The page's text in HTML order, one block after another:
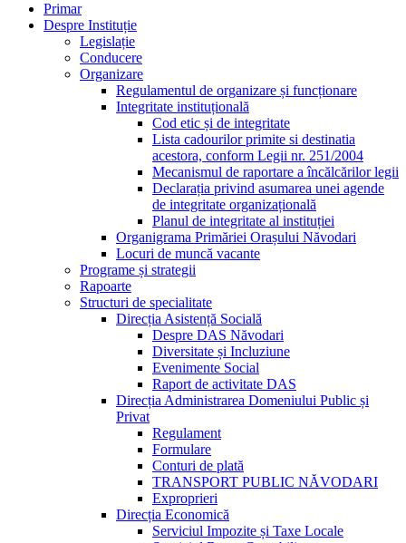
Primar
Despre Instituție
Legislație
Conducere
Organizare
Regulamentul de organizare și funcționare
Integritate instituțională
Cod etic și de integritate
Lista cadourilor primite si destinatia
acestora, conform Legii nr. 251/2004
Mecanismul de raportare a încălcărilor legii
Declarația privind asumarea unei agende
de integritate organizațională
Planul de integritate al instituției
Organigrama Primăriei Orașului Năvodari
Locuri de muncă vacante
Programe și strategii
Rapoarte
Structuri de specialitate
Direcția Asistență Socială
Despre DAS Năvodari
Diversitate și Incluziune
Evenimente Social
Raport de activitate DAS
Direcția Administrarea Domeniului Public și
Privat
Regulament
Formulare
Conturi de plată
TRANSPORT PUBLIC NĂVODARI
Exproprieri
Direcția Economică
Serviciul Impozite și Taxe Locale